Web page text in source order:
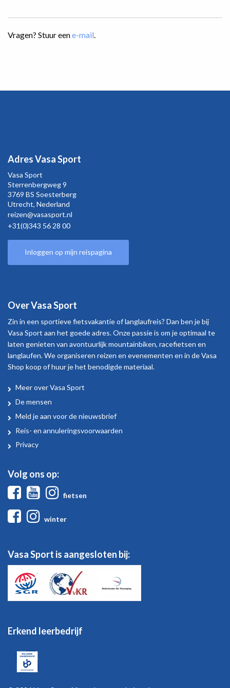
Vragen? Stuur eene-mail.
Adres Vasa Sport
Vasa Sport
Sterrenbergweg9
3769 BS Soesterberg
Utrecht, Nederland
reizen@vasasport.nl
+31(0)343 56 28 00
Inloggen op mijn reispagina
Over Vasa Sport
Zin in een sportieve fietsvakantie of langlaufreis? Dan ben je bij
Vasa Sport aan het goede adres. Onze passie is om je optimaal te
laten genieten van avontuurlijk mountainbiken, racefietsen en
langlaufen. We organiseren reizen en evenementen en in de Vasa
Shop koop of huur je het benodigde materiaal.
Over
Vasa
Sport
Meer over Vasa Sport
De mensen
Meld je aan voor de nieuwsbrief
Reis- en annuleringsvoorwaarden
Privacy
Volg ons op:
FacebookYoutube
fietsen
Facebook
winter
Vasa Sport is aangesloten bij:
Erkend leerbedrijf